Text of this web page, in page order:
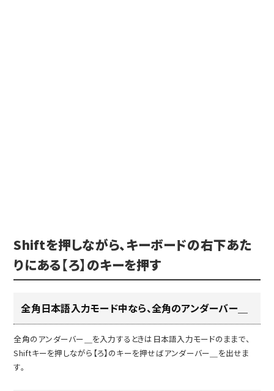
Shiftを押しながら、キーボードの右下あた
りにある【ろ】のキーを押す
全角日本語入力モード中なら、全角のアンダーバー＿
全角のアンダーバー＿を入力するときは日本語入力モードのままで、
Shiftキーを押しながら【ろ】のキーを押せばアンダーバー＿を出せま
す。